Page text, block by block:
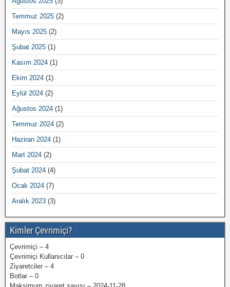
Temmuz 2025 (2)
Mayıs 2025 (2)
Şubat 2025 (1)
Kasım 2024 (1)
Ekim 2024 (1)
Eylül 2024 (2)
Ağustos 2024 (1)
Temmuz 2024 (2)
Haziran 2024 (1)
Mart 2024 (2)
Şubat 2024 (4)
Ocak 2024 (7)
Aralık 2023 (3)
Kimler Çevrimiçi?
Çevrimiçi – 4
Çevrimiçi Kullanıcılar – 0
Ziyaretciler – 4
Botlar – 0